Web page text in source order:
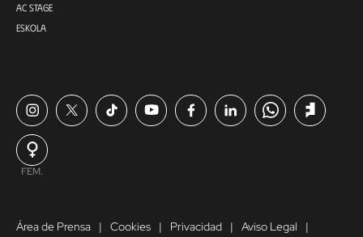
AC STAGE
ESKOLA
FEM.
Área de Prensa Cookies Privacidad Aviso Legal